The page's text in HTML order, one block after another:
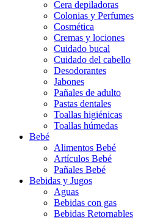
Cera depiladoras
Colonias y Perfumes
Cosmética
Cremas y lociones
Cuidado bucal
Cuidado del cabello
Desodorantes
Jabones
Pañales de adulto
Pastas dentales
Toallas higiénicas
Toallas húmedas
Bebé
Alimentos Bebé
Artículos Bebé
Pañales Bebé
Bebidas y Jugos
Aguas
Bebidas con gas
Bebidas Retornables